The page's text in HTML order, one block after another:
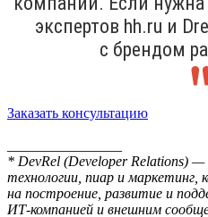
экспертов hh.ru и
с брендом
Заказать консультацию
* DevRel (Developer Relations) —
технологии, пиар и маркетинг,
на построение, развитие и
ИТ-компанией и внешним